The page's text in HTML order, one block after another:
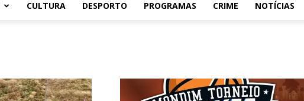
CULTURA DESPORTO PROGRAMAS CRIME NOTÍCIAS